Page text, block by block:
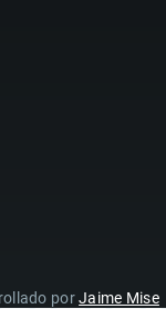
porJaime Mise